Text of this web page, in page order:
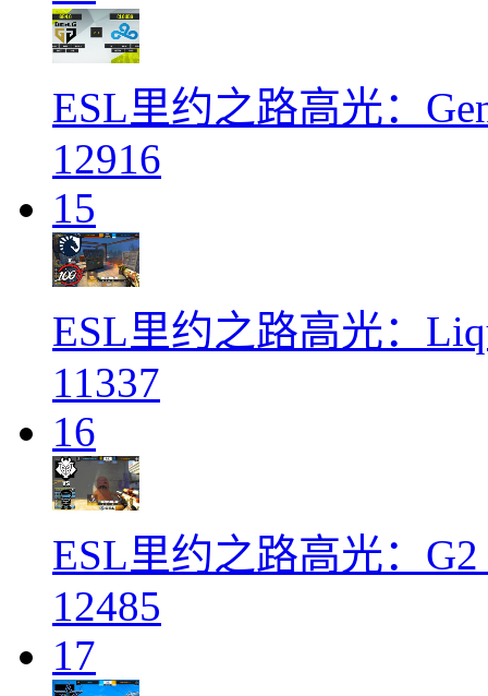
ESL里约之路高光：
12916
15
ESL里约之路高光：
11337
16
ESL里约之路高光：
12485
17